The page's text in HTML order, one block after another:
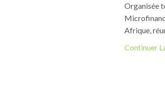
Organisée
Afrique,
Continuer